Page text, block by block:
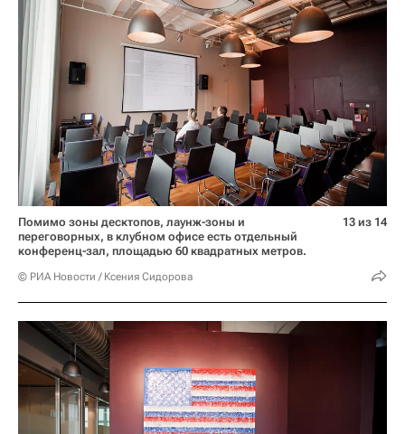
Помимо зоны десктопов, лаунж-зоны и
переговорных, в клубном офисе есть отдельный
конференц-зал, площадью 60 квадратных метров.
© РИА Новости / Ксения Сидорова
13 из 14